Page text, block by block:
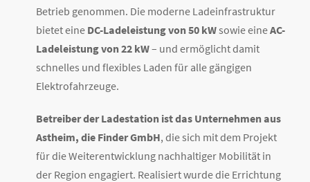
Betrieb genommen. Die moderne Ladeinfrastruktur
bietet eine DC-Ladeleistung von 50 kWsowie eineAC-
Ladeleistung von 22 kW– und ermöglicht damit
schnelles und flexibles Laden für alle gängigen
Elektrofahrzeuge.
Betreiber der Ladestation ist das Unternehmen aus
Astheim, die Finder GmbH, die sich mit dem Projekt
für die Weiterentwicklung nachhaltiger Mobilität in
der Region engagiert. Realisiert wurde die Errichtung